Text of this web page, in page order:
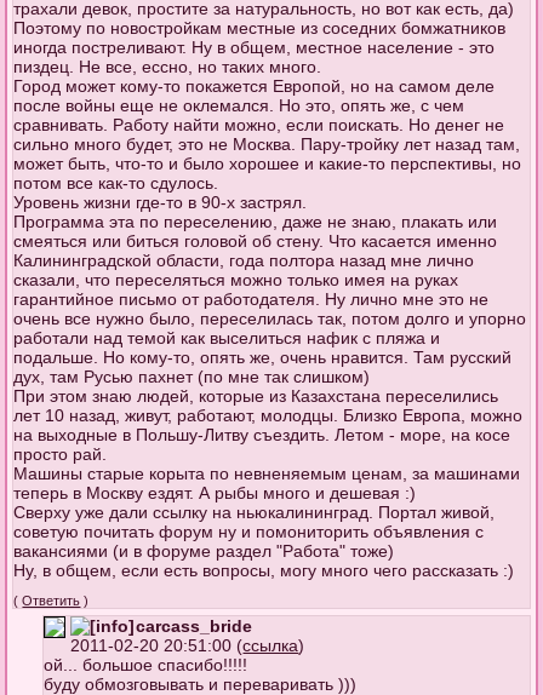
трахали девок, простите за натуральность, но вот как есть, да)
Поэтому по новостройкам местные из соседних бомжатников
иногда постреливают. Ну в общем, местное население - это
пиздец. Не все, ессно, но таких много.
Город может кому-то покажется Европой, но на самом деле
после войны еще не оклемался. Но это, опять же, с чем
сравнивать. Работу найти можно, если поискать. Но денег не
сильно много будет, это не Москва. Пару-тройку лет назад там,
может быть, что-то и было хорошее и какие-то перспективы, но
потом все как-то сдулось.
Уровень жизни где-то в 90-х застрял.
Программа эта по переселению, даже не знаю, плакать или
смеяться или биться головой об стену. Что касается именно
Калининградской области, года полтора назад мне лично
сказали, что переселяться можно только имея на руках
гарантийное письмо от работодателя. Ну лично мне это не
очень все нужно было, переселилась так, потом долго и упорно
работали над темой как выселиться нафик с пляжа и
подальше. Но кому-то, опять же, очень нравится. Там русский
дух, там Русью пахнет (по мне так слишком)
При этом знаю людей, которые из Казахстана переселились
лет 10 назад, живут, работают, молодцы. Близко Европа, можно
на выходные в Польшу-Литву съездить. Летом - море, на косе
просто рай.
Машины старые корыта по невненяемым ценам, за машинами
теперь в Москву ездят. А рыбы много и дешевая :)
Сверху уже дали ссылку на ньюкалининград. Портал живой,
советую почитать форум ну и помониторить объявления с
вакансиями (и в форуме раздел "Работа" тоже)
Ну, в общем, если есть вопросы, могу много чего рассказать :)
(Ответить )
carcass_bride
2011-02-20 20:51:00 (ссылка)
ой... большое спасибо!!!!!
буду обмозговывать и переваривать )))